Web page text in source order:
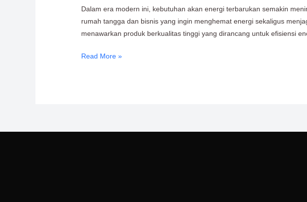
Dalam era modern ini, kebutuhan akan energi terbarukan semakin
rumah tangga dan bisnis yang ingin menghemat energi sekaligus
menawarkan produk berkualitas tinggi yang dirancang untuk efisiensi
Terdekat:
Profesional
Read More »